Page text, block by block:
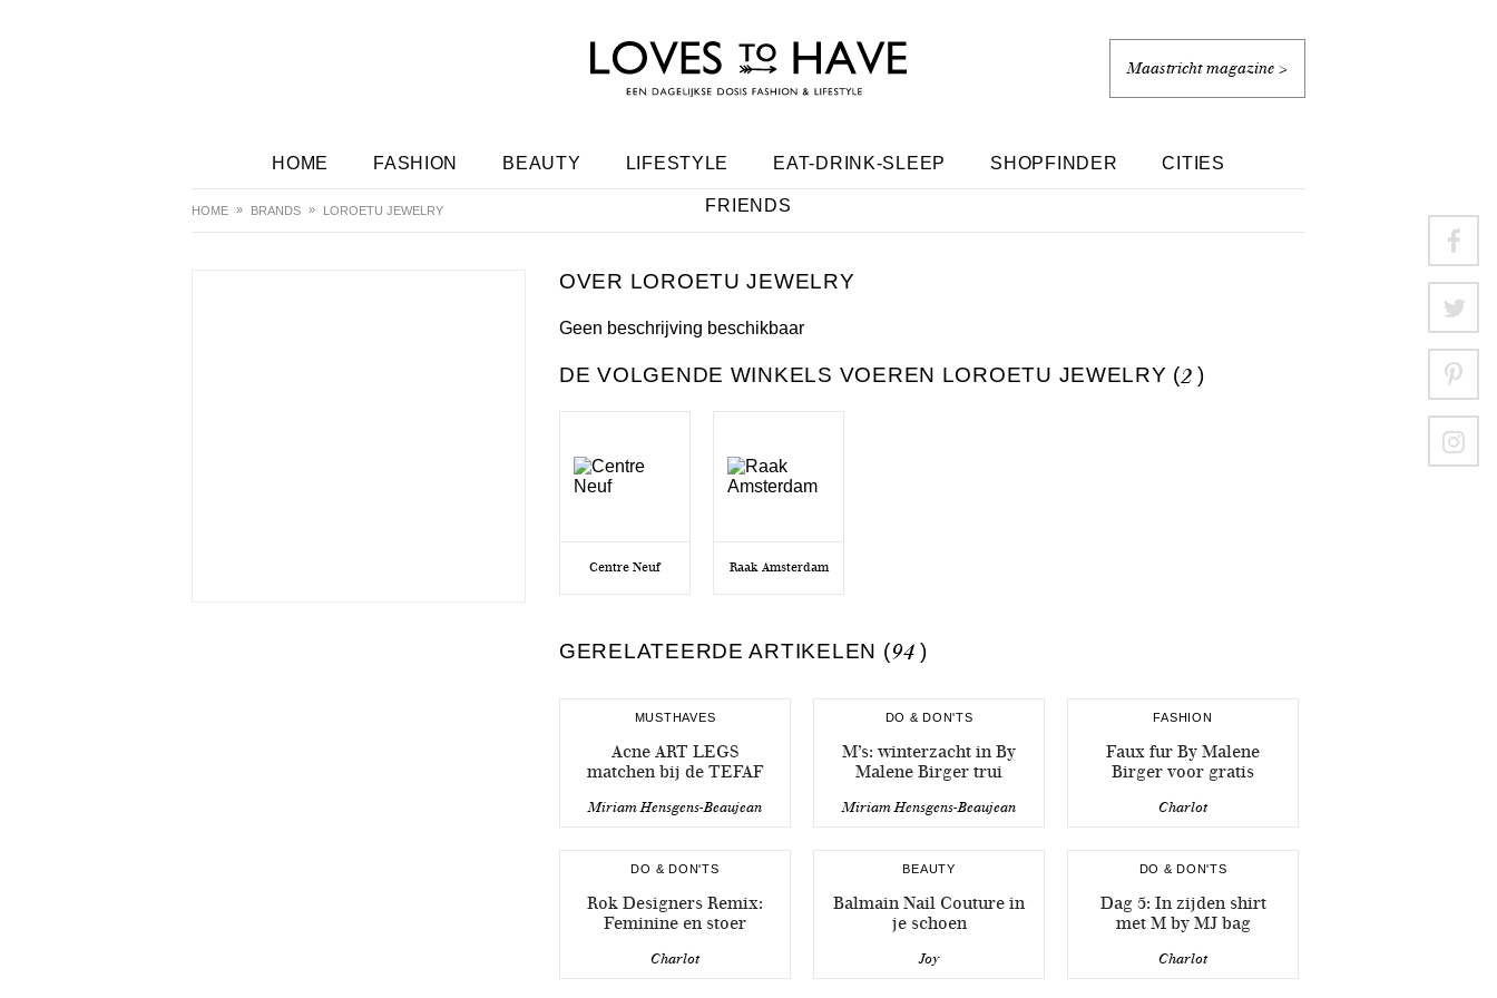
Maastricht magazine >
HOME FASHION BEAUTY LIFESTYLE EAT-DRINK-SLEEP SHOPFINDER CITIES
FRIENDS
HOME BRANDS LOROETU JEWELRY
LOROETU JEWELRY
Geen beschrijving beschikbaar
DE VOLGENDE WINKELS VOEREN LOROETU JEWELRY (2 )
Centre Neuf Raak Amsterdam
GERELATEERDE ARTIKELEN (94 )
MUSTHAVES
Acne ART LEGS
matchen bij de TEFAF
Miriam Hensgens-Beaujean
DO & DON'TS
M’s: winterzacht in By
Malene Birger trui
Miriam Hensgens-Beaujean
FASHION
Faux fur By Malene
Birger voor gratis
Charlot
DO & DON'TS
Rok Designers Remix:
Feminine en stoer
Charlot
BEAUTY
Balmain Nail Couture in
je schoen
Joy
DO & DON'TS
Dag 5: In zijden shirt
met M by MJ bag
Charlot